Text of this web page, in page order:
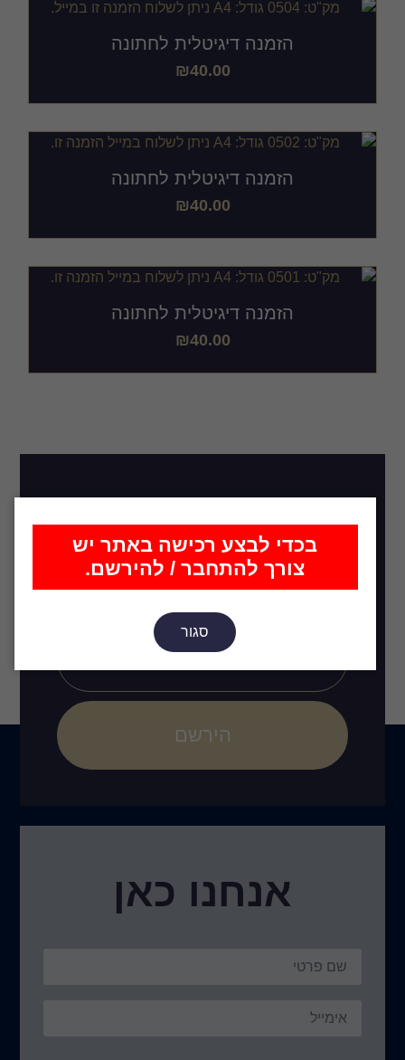
בכדי לבצע רכישה באתר יש
צורך להתחבר / להירשם.
סגור
הזמנה דיגיטלית לחתונה
₪40.00
הזמנה דיגיטלית לחתונה
₪40.00
הזמנה דיגיטלית לחתונה
₪40.00
סטים שיועלו בקרוב, רעיונות
ועיצובים חדשים?
הירשם
אנחנו כאן